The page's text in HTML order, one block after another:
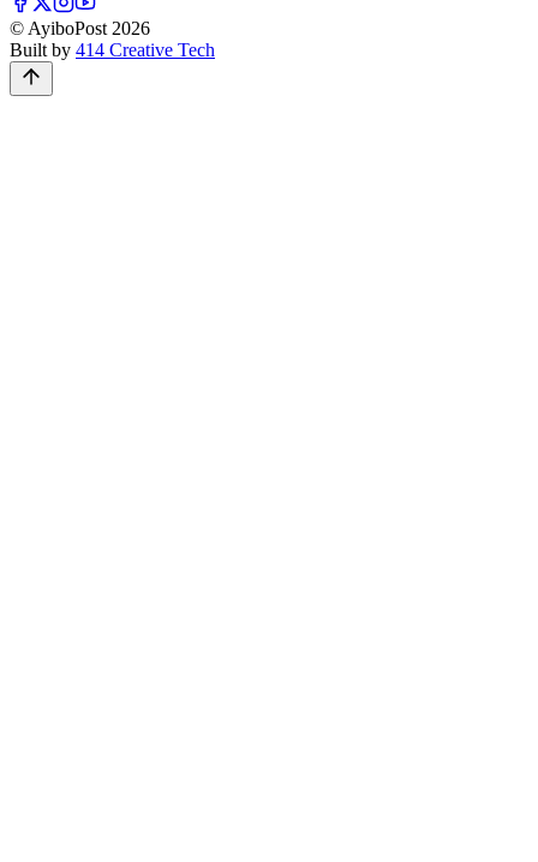
© AyiboPost 2026
Built by 414 Creative Tech